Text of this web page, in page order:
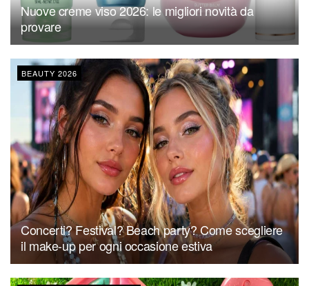
Nuove creme viso 2026: le migliori novità da
provare
BEAUTY 2026
Concerti? Festival? Beach party? Come scegliere
il make-up per ogni occasione estiva